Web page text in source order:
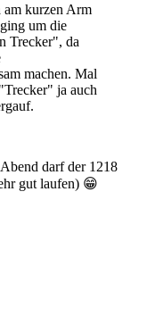
am kurzen Arm
um die
Trecker", da
machen. Mal
ja auch
darf der 1218
gut laufen) 😁